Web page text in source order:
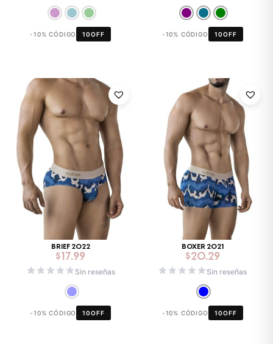
-10% CÓDIGO 10OFF -10% CÓDIGO 10OFF
BRIEF 2022
$17.99
Sin reseñas
-10% CÓDIGO 10OFF
BOXER 2021
$20.29
Sin reseñas
-10% CÓDIGO 10OFF